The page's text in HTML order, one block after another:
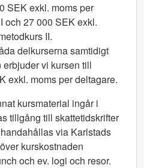
SEK exkl. moms per
och 27 000 SEK exkl.
II.
delkurserna samtidigt
vi kursen till
exkl. moms per deltagare.
kursmaterial ingår i
tillgång till skattetidskrifter
via Karlstads
kurskostnaden
och ev. logi och resor.